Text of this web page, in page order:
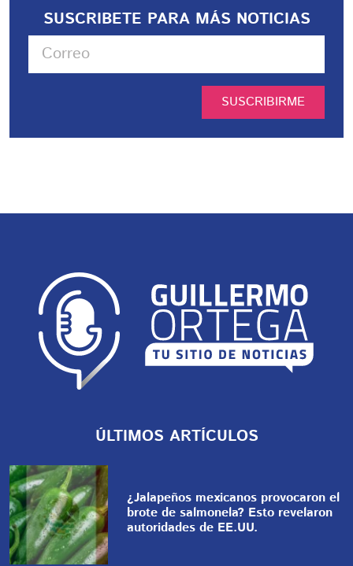
SUSCRIBETE PARA MÁS NOTICIAS
SUSCRIBIRME
ÚLTIMOS ARTÍCULOS
¿Jalapeños mexicanos provocaron el
brote de salmonela? Esto revelaron
autoridades de EE.UU.